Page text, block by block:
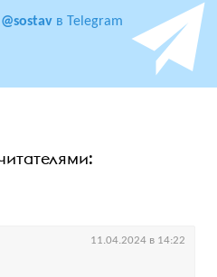
@sostav в Telegram
11.04.2024 в 14:22